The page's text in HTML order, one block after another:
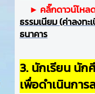
► คลิ๊กดาวน์โหล
ธรรมเนียม (ค่าลงท
ธนาคาร
3. นักเรียน นั
เพื่อดำเนินการ